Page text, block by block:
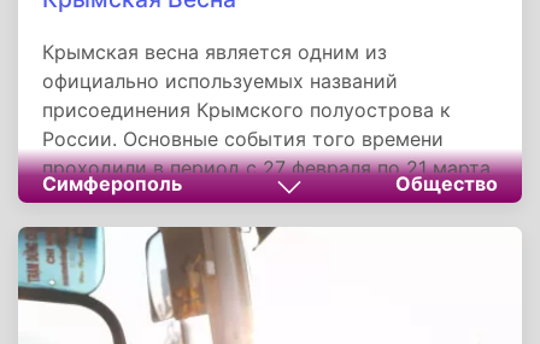
Крымская весна является одним из
официально используемых названий
присоединения Крымского полуострова к
России. Основные события того времени
проходили в период с 27 февраля по 21 марта
2014 года
Симферополь Общество